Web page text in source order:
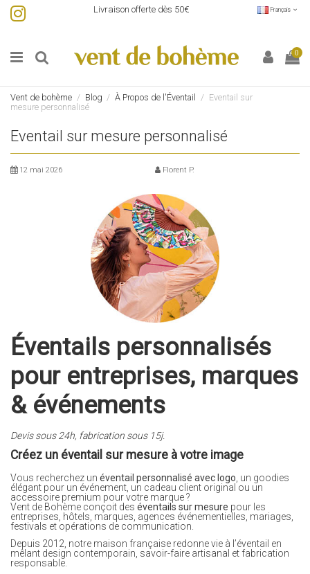
Livraison offerte dès 50€ Français
0
Vent de bohème Blog À Propos de l'Éventail
Eventail sur
mesure personnalisé
Eventail sur mesure personnalisé
12 mai 2026 Florent P.
Éventails personnalisés
pour entreprises, marques
& événements
Devis sous 24h, fabrication sous 15j.
Créez un éventail sur mesure à votre image
Vous recherchez un éventail personnalisé avec logo, un goodies
élégant pour un événement, un cadeau client original ou un
accessoire premium pour votre marque ?
Vent de Bohème conçoit des éventails sur mesure pour les
entreprises, hôtels, marques, agences événementielles, mariages,
festivals et opérations de communication.
Depuis 2012, notre maison française redonne vie à l’éventail en
mêlant design contemporain, savoir-faire artisanal et fabrication
responsable.